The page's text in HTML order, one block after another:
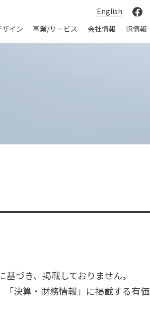
English
イン
事業/サービス 会社情報 IR情報
づき、掲載しておりません。
決算・財務情報」に掲載する有価